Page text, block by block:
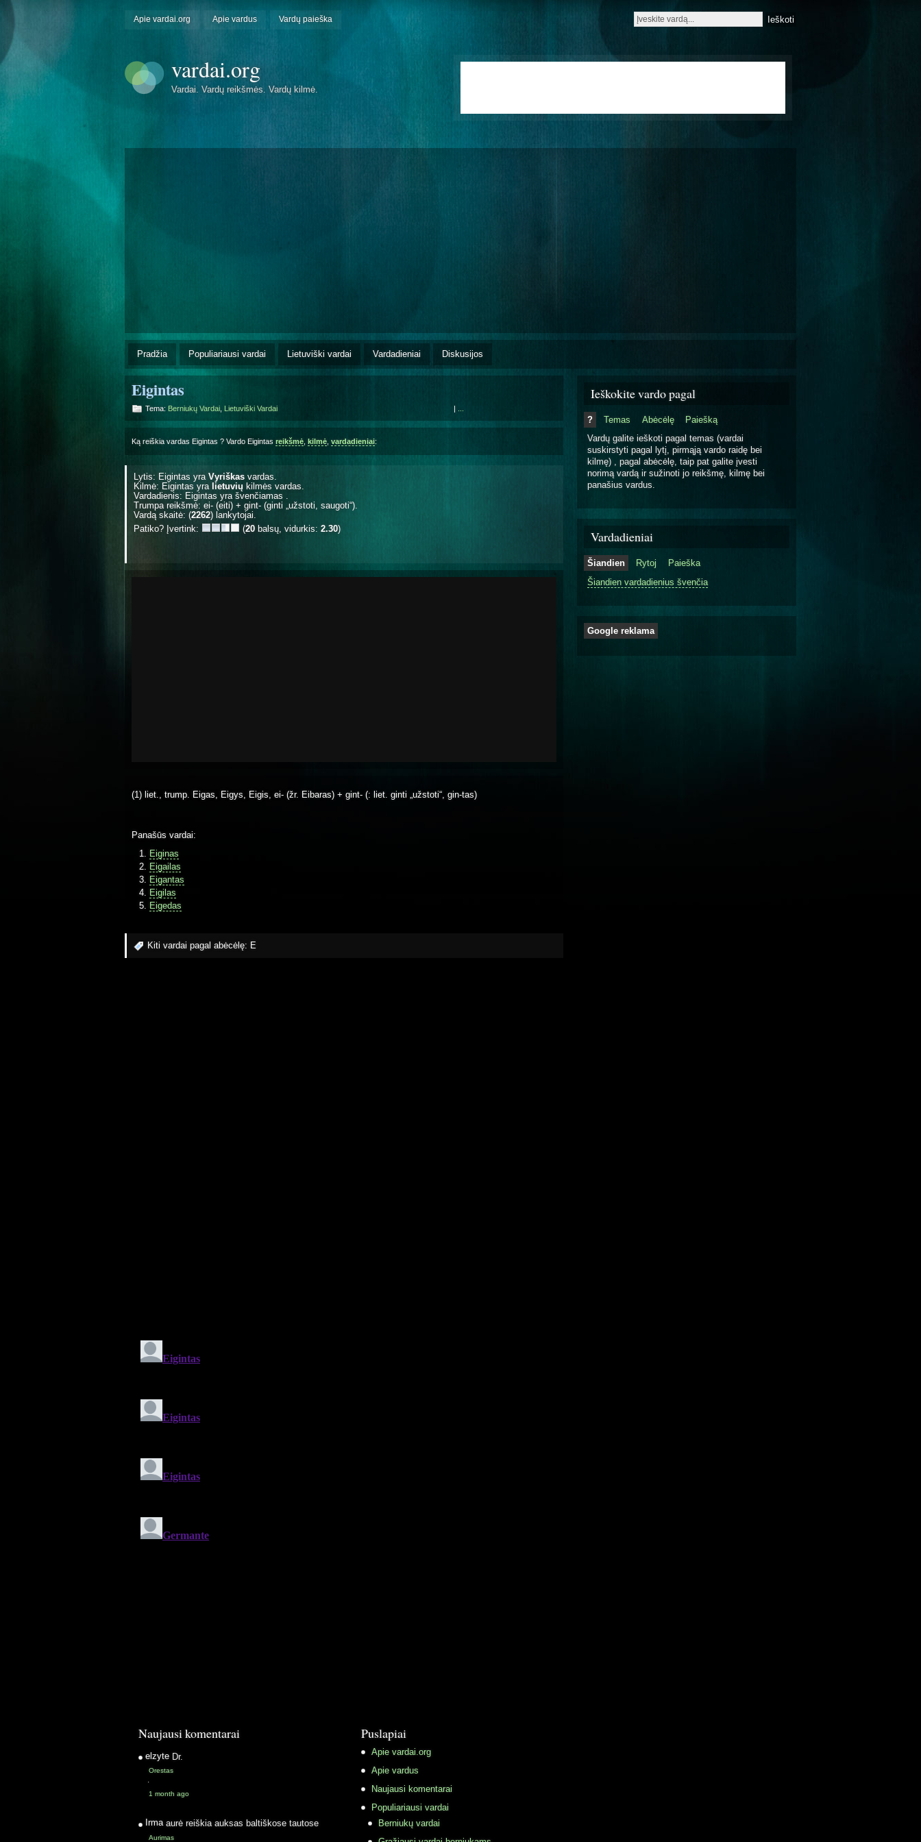
Apie vardai.org Apie vardus Vardų paieška
vardai.org
Vardai. Vardų reikšmės. Vardų kilmė.
Pradžia Populiariausi vardai Lietuviški vardai Vardadieniai Diskusijos
Eigintas
Tema: Berniukų Vardai Lietuviški Vardai |
Ką reiškia vardas Eigintas ? Vardo Eigintas reikšmė kilmė vardadieniai:
Lytis: Eigintas yra Vyriškas vardas.
Kilmė: Eigintas yra lietuvių kilmės vardas.
Vardadienis: Eigintas yra švenčiamas
Trumpa reikšmė: ei- (eiti) + gint- (ginti „užstoti, saugoti“).
Vardą skaitė: (2262) lankytojai.
Patiko? Įvertink:
(20 balsų, vidurkis: 2.30)
(1) liet., trump. Eigas, Eigys, Eigis, ei- (žr. Eibaras) + gint- (: liet. ginti „užstoti“, gin-tas)
Panašūs vardai:
Eiginas
Eigailas
Eigantas
Eigilas
Eigedas
Kiti vardai pagal abėcėlę: E
Ieškokite vardo pagal
? Temas Abėcėlę
Paiešką
Vardų galite ieškoti pagal temas (vardai
suskirstyti pagal lytį, pirmąją vardo raidę bei
kilmę) , pagal abėcėlę, taip pat galite įvesti
norimą vardą ir sužinoti jo reikšmę, kilmę bei
panašius vardus.
Vardadieniai
Šiandien Rytoj
Paieška
Šiandien vardadienius švenčia
Google reklama
Naujausi komentarai
elzyte Dr.
Orestas
·
1 month ago
Irma aurė reiškia auksas baltiškose tautose
Aurimas
Puslapiai
Apie vardai.org
Apie vardus
Naujausi komentarai
Populiariausi vardai
Berniukų vardai